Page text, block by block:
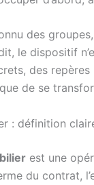
des
le dispositif
des
de se
: définition
est une
du contrat,